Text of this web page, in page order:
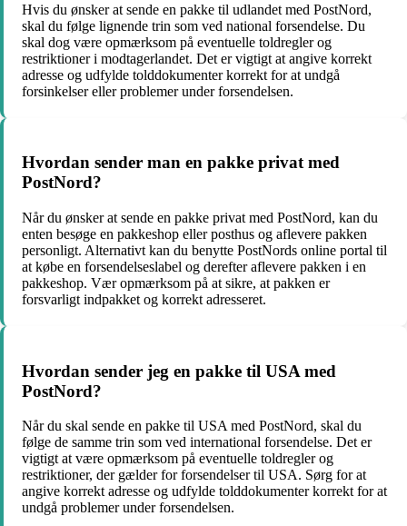
Hvis du ønsker at sende en pakke til udlandet med PostNord,
skal du følge lignende trin som ved national forsendelse. Du
skal dog være opmærksom på eventuelle toldregler og
restriktioner i modtagerlandet. Det er vigtigt at angive korrekt
adresse og udfylde tolddokumenter korrekt for at undgå
forsinkelser eller problemer under forsendelsen.
Hvordan sender man en pakke privat med
PostNord?
Når du ønsker at sende en pakke privat med PostNord, kan du
enten besøge en pakkeshop eller posthus og aflevere pakken
personligt. Alternativt kan du benytte PostNords online portal til
at købe en forsendelseslabel og derefter aflevere pakken i en
pakkeshop. Vær opmærksom på at sikre, at pakken er
forsvarligt indpakket og korrekt adresseret.
Hvordan sender jeg en pakke til USA med
PostNord?
Når du skal sende en pakke til USA med PostNord, skal du
følge de samme trin som ved international forsendelse. Det er
vigtigt at være opmærksom på eventuelle toldregler og
restriktioner, der gælder for forsendelser til USA. Sørg for at
angive korrekt adresse og udfylde tolddokumenter korrekt for at
undgå problemer under forsendelsen.